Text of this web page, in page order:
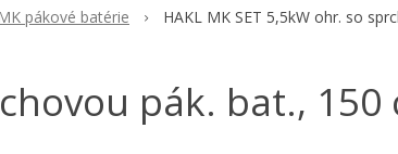
pákové batérie HAKL MK SET 5,5kW ohr. so
pák. bat.,